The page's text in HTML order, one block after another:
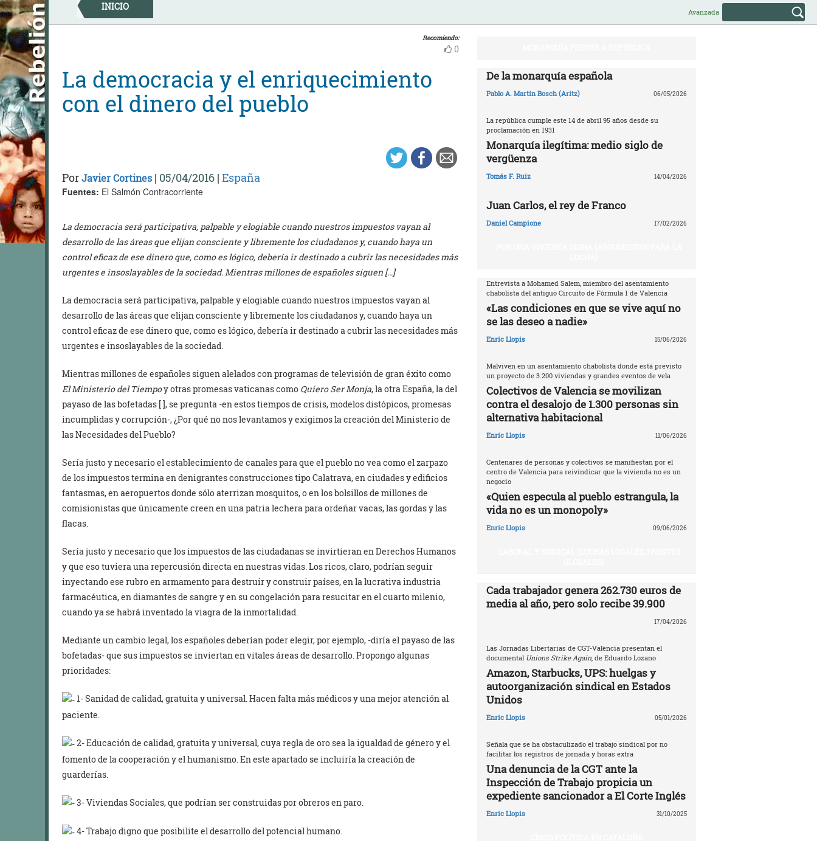
Skip
to
content
INICIO Avanzada
Recomiendo:
0
La democracia y el enriquecimiento
con el dinero del pueblo
PorJavier Cortines | 05/04/2016 | España
Fuentes: El Salmón Contracorriente
La democracia será participativa, palpable y elogiable cuando nuestros impuestos vayan al
desarrollo de las áreas que elijan consciente y libremente los ciudadanos y, cuando haya un
control eficaz de ese dinero que, como es lógico, debería ir destinado a cubrir las necesidades más
urgentes e insoslayables de la sociedad. Mientras millones de españoles siguen […]
La democracia será participativa, palpable y elogiable cuando nuestros impuestos vayan al
desarrollo de las áreas que elijan consciente y libremente los ciudadanos y, cuando haya un
control eficaz de ese dinero que, como es lógico, debería ir destinado a cubrir las necesidades más
urgentes e insoslayables de la sociedad.
Mientras millones de españoles siguen alelados con programas de televisión de gran éxito como
El Ministerio del Tiempoy otras promesas vaticanas como Quiero SerMonja, la otra España, la del
payaso de las bofetadas [ ], se pregunta -en estos tiempos de crisis, modelos distópicos, promesas
incumplidas y corrupción-, ¿Por qué no nos levantamos y exigimos la creación del Ministerio de
las Necesidades del Pueblo?
Sería justo y necesario el establecimiento de canales para que el pueblo no vea como el zarpazo
de los impuestos termina en denigrantes construcciones tipo Calatrava, en ciudades y edificios
fantasmas, en aeropuertos donde sólo aterrizan mosquitos, o en los bolsillos de millones de
comisionistas que únicamente creen en una patria lechera para ordeñar vacas, las gordas y las
flacas.
Sería justo y necesario que los impuestos de las ciudadanas se invirtieran en Derechos Humanos
y que eso tuviera una repercusión directa en nuestras vidas. Los ricos, claro, podrían seguir
inyectando ese rubro en armamento para destruir y construir países, en la lucrativa industria
farmacéutica, en diamantes de sangre y en su congelación para resucitar en el cuarto milenio,
cuando ya se habrá inventado la viagra de la inmortalidad.
Mediante un cambio legal, los españoles deberían poder elegir, por ejemplo, -diría el payaso de las
bofetadas- que sus impuestos se inviertan en vitales áreas de desarrollo. Propongo algunas
prioridades:
1- Sanidad de calidad, gratuita y universal. Hacen falta más médicos y una mejor atención al
paciente.
2- Educación de calidad, gratuita y universal, cuya regla de oro sea la igualdad de género y el
fomento de la cooperación y el humanismo. En este apartado se incluiría la creación de
guarderías.
3- Viviendas Sociales, que podrían ser construidas por obreros en paro.
4- Trabajo digno que posibilite el desarrollo del potencial humano.
De la monarquía española
Pablo A. Martin Bosch (Aritz) 06/05/2026
La república cumple este 14 de abril 95 años desde su
proclamación en 1931
Monarquía ilegítima: medio siglo de
vergüenza
Tomás F. Ruiz 14/04/2026
Juan Carlos, el rey de Franco
Daniel Campione 17/02/2026
Entrevista a Mohamed Salem, miembro del asentamiento
chabolista del antiguo Circuito de Fórmula 1 de Valencia
«Las condiciones en que se vive aquí no
se las deseo a nadie»
Enric Llopis 15/06/2026
Malviven en un asentamiento chabolista donde está previsto
un proyecto de 3.200 viviendas y grandes eventos de vela
Colectivos de Valencia se movilizan
contra el desalojo de 1.300 personas sin
alternativa habitacional
Enric Llopis 11/06/2026
Centenares de personas y colectivos se manifiestan por el
centro de Valencia para reivindicar que la vivienda no es un
negocio
«Quien especula al pueblo estrangula, la
vida no es un monopoly»
Enric Llopis 09/06/2026
Cada trabajador genera 262.730 euros de
media al año, pero solo recibe 39.900
17/04/2026
Las Jornadas Libertarias de CGT-València presentan el
documental Unions Strike Again, de Eduardo Lozano
Amazon, Starbucks, UPS: huelgas y
autoorganización sindical en Estados
Unidos
Enric Llopis 05/01/2026
Señala que se ha obstaculizado el trabajo sindical por no
facilitar los registros de jornada y horas extra
Una denuncia de la CGT ante la
Inspección de Trabajo propicia un
expediente sancionador a El Corte Inglés
Enric Llopis 31/10/2025